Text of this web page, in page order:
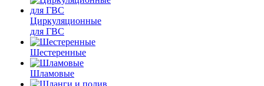
Циркуляционные
для ГВС
Шестеренные
Шламовые